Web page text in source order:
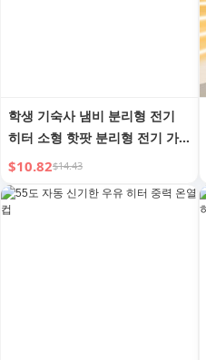
학생 기숙사 냄비 분리형 전기
히터 소형 핫팟 분리형 전기 가
마솥 다기능 미니 1인 인스턴트
라면 냄비
$10.82$14.43